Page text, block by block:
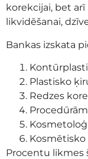
korekcijai, bet
likvidēšanai,
Bankas izskata
Plastisko
Redzes
Procentu likmes